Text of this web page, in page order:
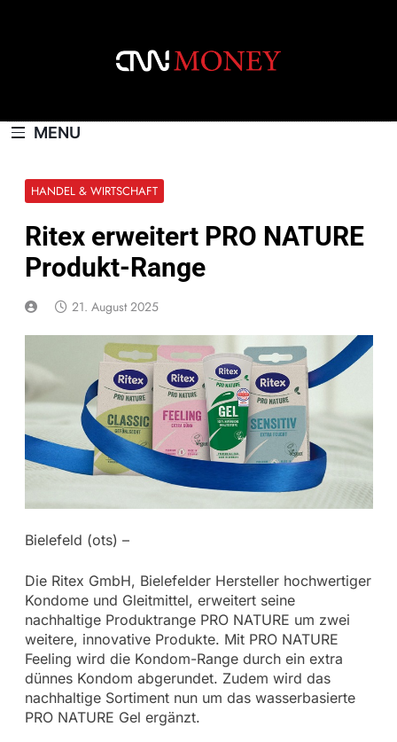
MENU
HANDEL & WIRTSCHAFT
Ritex erweitert PRO NATURE
Produkt-Range
21. August 2025
Bielefeld (ots) –
Die Ritex GmbH, Bielefelder Hersteller hochwertiger
Kondome und Gleitmittel, erweitert seine
nachhaltige Produktrange PRO NATURE um zwei
weitere, innovative Produkte. Mit PRO NATURE
Feeling wird die Kondom-Range durch ein extra
dünnes Kondom abgerundet. Zudem wird das
nachhaltige Sortiment nun um das wasserbasierte
PRO NATURE Gel ergänzt.